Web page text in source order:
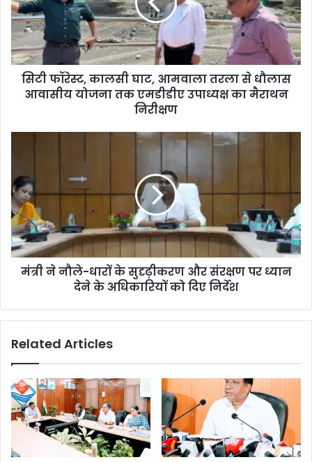
सिटी फॉरेस्ट, कालसी घाट, आमवाला तरला से धौलास
आवासीय योजना तक एमडीडीए उपाध्यक्ष का मैराथन
निरीक्षण
मंत्री ने नौले-धारों के सुदृढ़ीकरण और संरक्षण पर ध्यान
देने के अधिकारियों को दिए निर्देश
Related Articles